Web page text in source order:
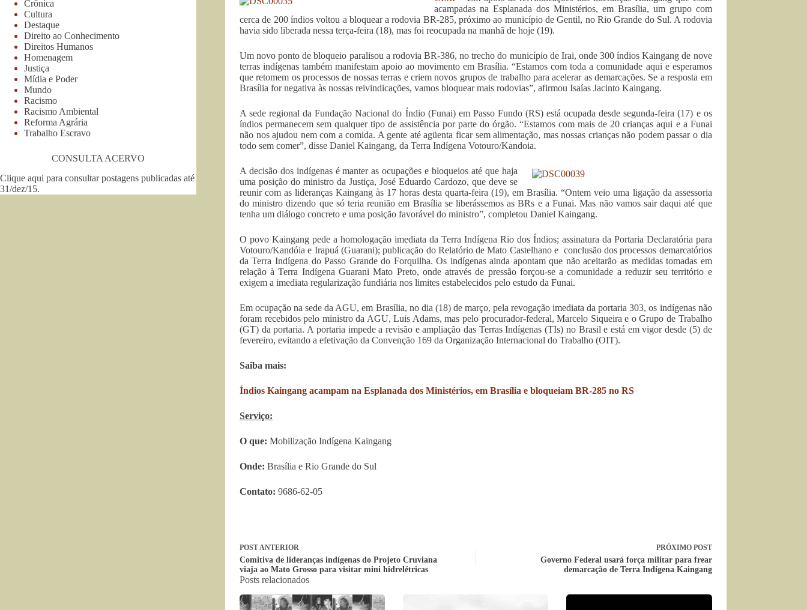
acampadas na Esplanada dos Ministérios, em Brasília, um grupo com
cerca de 200 índios voltou a bloquear a rodovia BR-285, próximo ao município de Gentil, no Rio Grande do Sul. A rodovia
havia sido liberada nessa terça-feira (18), mas foi reocupada na manhã de hoje (19).
Um novo ponto de bloqueio paralisou a rodovia BR-386, no trecho do município de Irai, onde 300 índios Kaingang de nove
terras indígenas também manifestam apoio ao movimento em Brasília. “Estamos com toda a comunidade aqui e esperamos
que retomem os processos de nossas terras e criem novos grupos de trabalho para acelerar as demarcações. Se a resposta em
Brasília for negativa às nossas reivindicações, vamos bloquear mais rodovias”, afirmou Isaías Jacinto Kaingang.
A sede regional da Fundação Nacional do Índio (Funai) em Passo Fundo (RS) está ocupada desde segunda-feira (17) e os
índios permanecem sem qualquer tipo de assistência por parte do órgão. “Estamos com mais de 20 crianças aqui e a Funai
não nos ajudou nem com a comida. A gente até agüenta ficar sem alimentação, mas nossas crianças não podem passar o dia
todo sem comer”, disse Daniel Kaingang, da Terra Indígena Votouro/Kandoia.
A decisão dos indígenas é manter as ocupações e bloqueios até que haja
uma posição do ministro da Justiça, José Eduardo Cardozo, que deve se
reunir com as lideranças Kaingang às 17 horas desta quarta-feira (19), em Brasília. “Ontem veio uma ligação da assessoria
do ministro dizendo que só teria reunião em Brasília se liberássemos as BRs e a Funai. Mas não vamos sair daqui até que
tenha um diálogo concreto e uma posição favorável do ministro”, completou Daniel Kaingang.
O povo Kaingang pede a homologação imediata da Terra Indígena Rio dos Índios; assinatura da Portaria Declaratória para
Votouro/Kandóia e Irapuá (Guarani); publicação do Relatório de Mato Castelhano e conclusão dos processos demarcatórios
da Terra Indígena do Passo Grande do Forquilha. Os indígenas ainda apontam que não aceitarão as medidas tomadas em
relação à Terra Indígena Guarani Mato Preto, onde através de pressão forçou-se a comunidade a reduzir seu território e
exigem a imediata regularização fundiária nos limites estabelecidos pelo estudo da Funai.
Em ocupação na sede da AGU, em Brasília, no dia (18) de março, pela revogação imediata da portaria 303, os indígenas não
foram recebidos pelo ministro da AGU, Luis Adams, mas pelo procurador-federal, Marcelo Siqueira e o Grupo de Trabalho
(GT) da portaria. A portaria impede a revisão e ampliação das Terras Indígenas (TIs) no Brasil e está em vigor desde (5) de
fevereiro, evitando a efetivação da Convenção 169 da Organização Internacional do Trabalho (OIT).
Saiba mais:
Índios Kaingang acampam na Esplanada dos Ministérios, em Brasília e bloqueiam BR-285 no RS
Serviço:
O que: Mobilização Indígena Kaingang
Onde: Brasília e Rio Grande do Sul
Contato: 9686-62-05
POSTANTERIOR
Comitiva de lideranças indígenas do Projeto Cruviana
viaja ao Mato Grosso para visitar mini hidrelétricas
PRÓXIMO POST
Governo Federal usará força militar para frear
demarcação de Terra Indígena Kaingang
Posts relacionados
Crônica
Cultura
Destaque
Direito ao Conhecimento
Direitos Humanos
Homenagem
Justiça
Mídia e Poder
Mundo
Racismo
Racismo Ambiental
Reforma Agrária
Trabalho Escravo
CONSULTA ACERVO
Clique aqui para consultar postagens publicadas até
31/dez/15.